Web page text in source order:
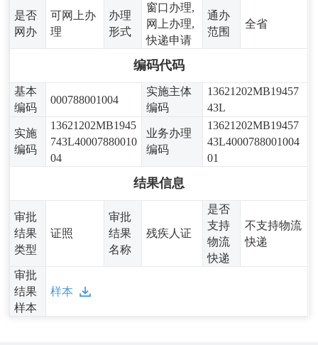
是否
网办
可网上办
理
办理
形式
窗口办理,
网上办理,
快递申请
通办
范围
全省
编码代码
基本
编码
000788001004
实施主体
编码
13621202MB19457
43L
实施
编码
13621202MB1945
743L40007880010
04
业务办理
编码
13621202MB19457
43L4000788001004
01
结果信息
审批
结果
类型
证照
审批
结果
名称
残疾人证
是否
支持
物流
快递
不支持物流
快递
审批
结果
样本
样本